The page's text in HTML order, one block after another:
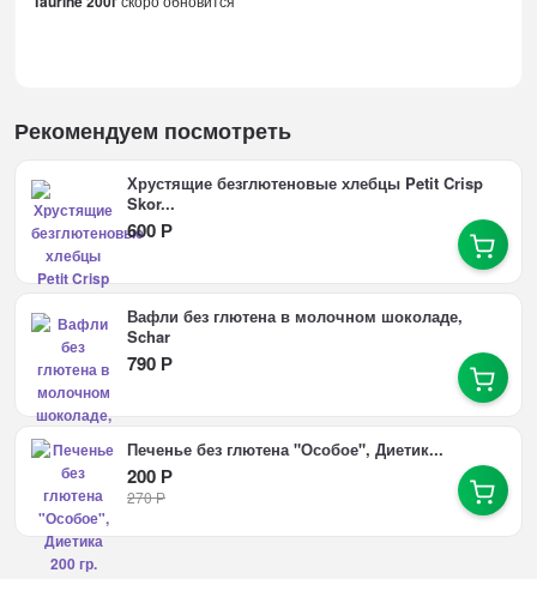
Рекомендуем посмотреть
Хрустящие безглютеновые хлебцы Petit Crisp
Skor...
600 Р
Вафли без глютена в молочном шоколаде,
Schar
790 Р
Печенье без глютена "Особое", Диетик...
200 Р
270Р